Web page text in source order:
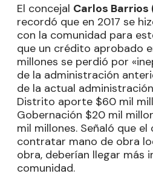
El concejal Carlos Barrios
recordó que en 2017 se
con la comunidad para
que un crédito aprobado
millones se perdió por
de la administración
de la actual
Distrito aporte $60 mil
Gobernación $20 mil
mil millones. Señaló que
contratar mano de obra
obra, deberían llegar más
comunidad.